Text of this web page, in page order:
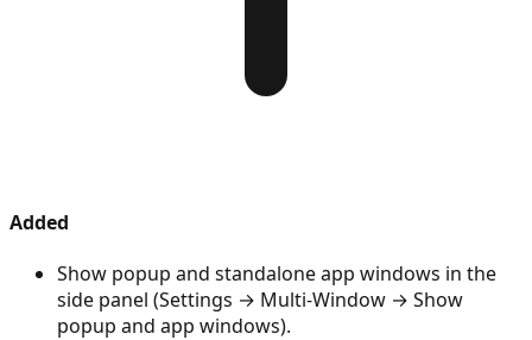
Added
Show popup and standalone app windows in the
side panel (Settings → Multi-Window → Show
popup and app windows).